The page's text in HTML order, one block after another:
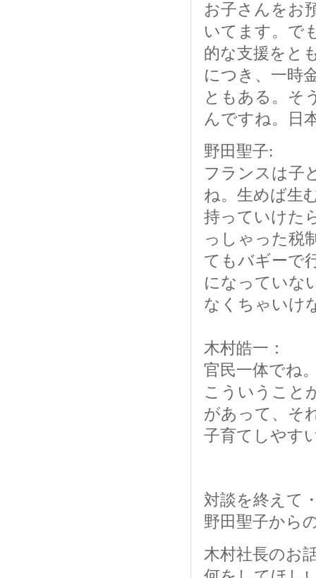
お子さんをお
いてます。で
的な支援をと
につき、一時
ともある。そ
んですね。日
野田聖子:
フランスは子
ね。生めば生
持っていけた
っしゃった税
てもバギーで
になっていな
なくちゃいけ
木村皓一：
官民一体でね
こういうこと
があって、そ
子育てしやす
対談を終えて
野田聖子から
木村社長のお